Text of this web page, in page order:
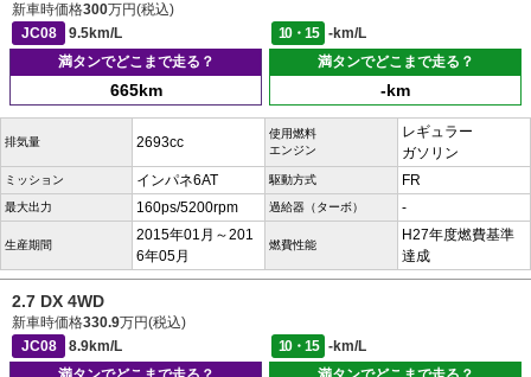
新車時価格300万円(税込)
JC08
9.5km/L 10・15
-km/L
満タンでどこまで走る？
665km
満タンでどこまで走る？
-km
排気量 2693cc
使用燃料
エンジン
レギュラー
ガソリン
ミッション インパネ6AT 駆動方式 FR
最大出力 160ps/5200rpm 過給器（ターボ） -
生産期間
2015年01月～201
6年05月
燃費性能
H27年度燃費基準
達成
2.7 DX 4WD
新車時価格330.9万円(税込)
JC08
8.9km/L 10・15
-km/L